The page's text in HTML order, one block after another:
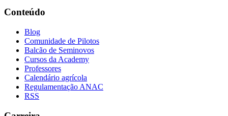
Conteúdo
Blog
Comunidade de Pilotos
Balcão de Seminovos
Cursos da Academy
Professores
Calendário agrícola
Regulamentação ANAC
RSS